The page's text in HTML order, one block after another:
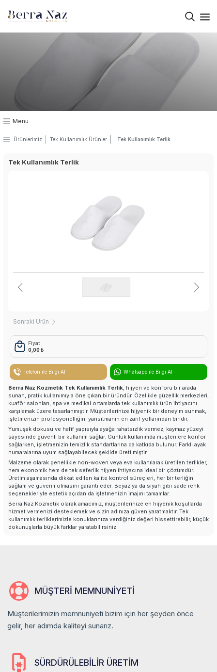
Masaj Mumları
Masaj Yağı
Nemlendirici Krem
Oda Kokusu
Peştemaller
Keseler
Köpük Torbası
Sedye Yatakları
Tüm Ürünler
Menu
Ürünlerimiz Tek Kullanımlık Ürünler Tek Kullanımlık Terlik
Tek Kullanımlık Terlik
Sonraki Ürün
Fiyat
0,00 ₺
Telefon ile Bilgi Al Whatsapp ile Bilgi Al
Berra Naz Kozmetik Tek Kullanımlık Terlik, hijyen ve konforu bir arada
sunan, pratik kullanımıyla öne çıkan bir üründür. Özellikle güzellik merkezleri,
kuaför salonları, spa ve medikal ortamlarda tek kullanımlık ürün ihtiyacını
karşılamak üzere tasarlanmıştır. Müşterilerinize hijyenik bir deneyim sunmak,
işletmenizin profesyonelliğini yansıtmanın en zarif yollarından biridir.
Yumuşak dokusu ve hafif yapısıyla ayağa rahatsızlık vermez; kaymaz yüzeyi
sayesinde güvenli bir kullanım sağlar. Günlük kullanımda müşterilere konfor
sağlarken, işletmenizin temizlik standartlarına da katkıda bulunur. Farklı ayak
numaralarına uyum sağlayabilecek şekilde üretilmiştir.
Malzeme olarak genellikle non-woven veya eva kullanılarak üretilen terlikler,
hem ekonomik hem de tek seferlik hijyen ihtiyacına ideal bir çözümdür.
Üretim aşamasında dikkat edilen kalite kontrol süreçleri, her bir terliğin
sağlam ve güvenli olmasını garanti eder. Beyaz ya da siyah gibi sade renk
seçenekleriyle estetik açıdan da işletmenizin imajını tamamlar.
Berra Naz Kozmetik olarak amacımız, müşterilerinize en hijyenik koşullarda
hizmet vermenizi desteklemek ve sizin adınıza güven yaratmaktır. Tek
kullanımlık terliklerimizle konuklarınıza verdiğiniz değeri hissettirebilir, küçük
dokunuşlarla büyük farklar yaratabilirsiniz.
MÜŞTERI MEMNUNIYETI
Müşterilerimizin memnuniyeti bizim için her şeyden önce
gelir, her adımda kaliteyi sunarız.
SÜRDÜRÜLEBILIR ÜRETIM